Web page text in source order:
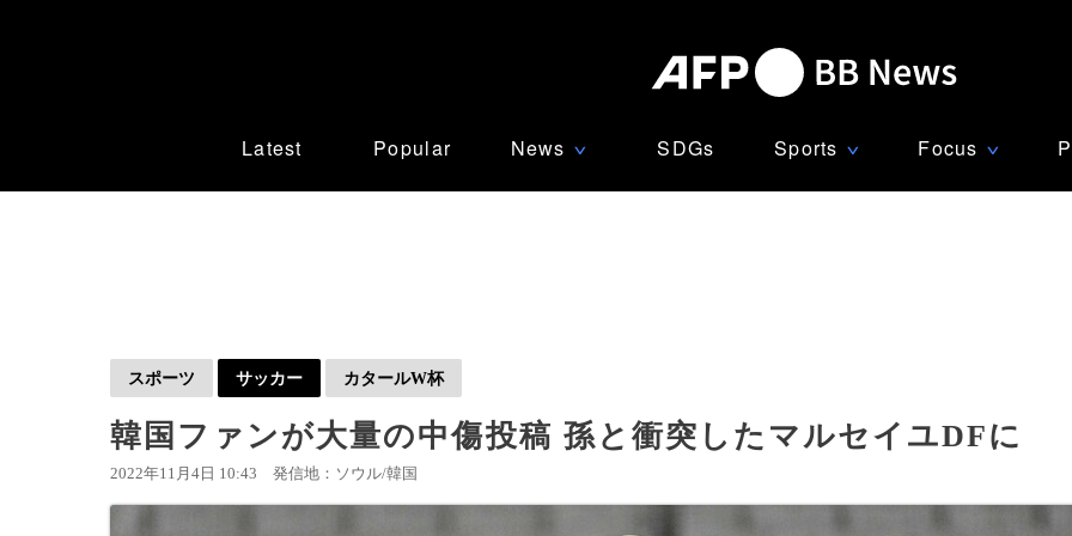
Latest Popular News ∨ SDGs Sports ∨ Focus ∨
スポーツ サッカー カタールW杯
韓国ファンが大量の中傷投稿 孫と衝突したマルセイユDFに
2022年11月4日 10:43 発信地：ソウル/韓国